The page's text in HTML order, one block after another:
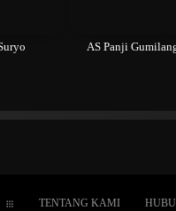
AS Panji
TENTANG KAMI